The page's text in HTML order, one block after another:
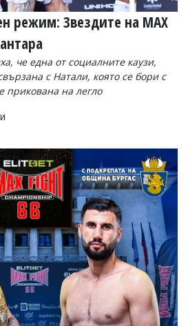
режим: Звездите на MAX
че една от социалните каузи,
с Натали, която се бори с
прикована на легло